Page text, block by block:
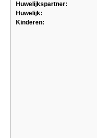
Huwelijkspartner:
Huwelijk:
Kinderen: